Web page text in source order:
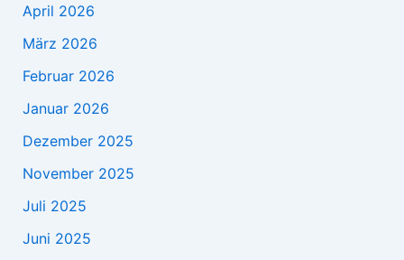
April 2026
März 2026
Februar 2026
Januar 2026
Dezember 2025
November 2025
Juli 2025
Juni 2025